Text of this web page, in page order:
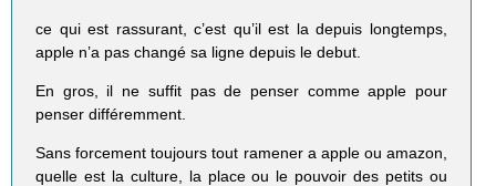
ce qui est rassurant, c’est qu’il est la depuis longtemps,
apple n’a pas changé sa ligne depuis le debut.
En gros, il ne suffit pas de penser comme apple pour
penser différemment.
Sans forcement toujours tout ramener a apple ou amazon,
quelle est la culture, la place ou le pouvoir des petits ou